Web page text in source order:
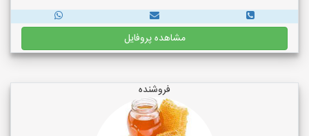
مشاهده پروفایل
فروشنده